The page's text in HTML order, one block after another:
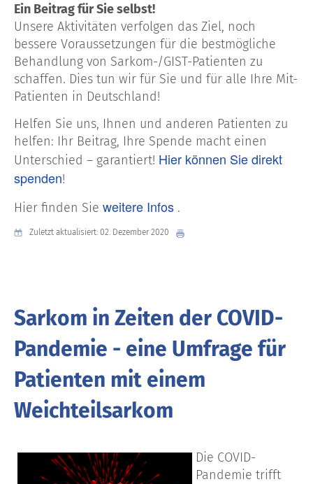
Ein Beitrag für Sie selbst!
Unsere Aktivitäten verfolgen das Ziel, noch
bessere Voraussetzungen für die bestmögliche
Behandlung von Sarkom-/GIST-Patienten zu
schaffen. Dies tun wir für Sie und für alle Ihre Mit-
Patienten in Deutschland!
Helfen Sie uns, Ihnen und anderen Patienten zu
helfen: Ihr Beitrag, Ihre Spende macht einen
Unterschied – garantiert! Hier können Sie direkt
spenden!
Hier finden Sie weitere Infos .
Zuletzt aktualisiert: 02. Dezember 2020
Sarkom in Zeiten der COVID-
Pandemie - eine Umfrage für
Patienten mit einem
Weichteilsarkom
Die COVID-
Pandemie trifft